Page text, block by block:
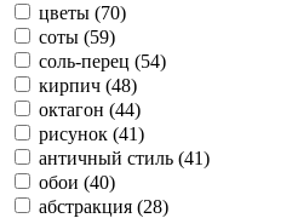
цветы (70)
соты (59)
соль-перец (54)
кирпич (48)
октагон (44)
рисунок (41)
античный стиль (41)
обои (40)
абстракция (28)